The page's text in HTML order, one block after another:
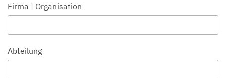
Firma | Organisation
Abteilung